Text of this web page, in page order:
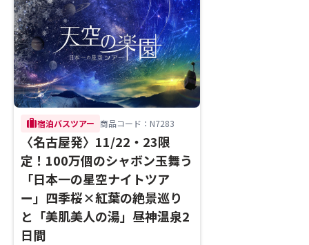
trip宿泊バスツアー 商品コード：N7283
〈名古屋発〉11/22・23限
定！100万個のシャボン玉舞う
「日本一の星空ナイトツア
ー」四季桜×紅葉の絶景巡り
と「美肌美人の湯」昼神温泉2
日間